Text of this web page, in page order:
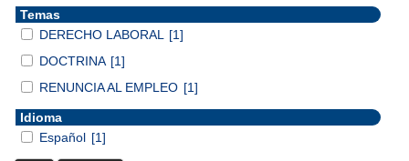
Temas
DERECHO LABORAL
[1]
DOCTRINA [1]
RENUNCIA AL EMPLEO [1]
Idioma
Español [1]